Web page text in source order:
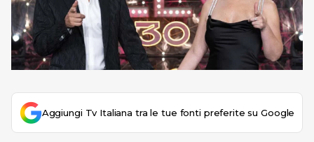
Aggiungi Tv Italiana tra le tue fonti preferite su Google